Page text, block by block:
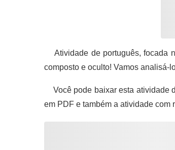
Atividade de português, focada
composto e oculto! Vamos analisá-
Você pode baixar esta atividade
em PDF e também a atividade com